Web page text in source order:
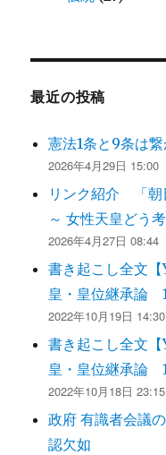
最近の投稿
憲法1条と9条は
2026年4月29日 15:00
リンク紹介 「朝
～ 女性天皇どう
2026年4月27日 08:44
書き起こし全文
皇・皇位継承論
2022年10月19日 14:30
書き起こし全文
皇・皇位継承論
2022年10月18日 23:15
政府 有識者会議
認欠如